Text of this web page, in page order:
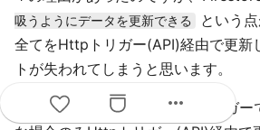
吸うようにデータを更新できる
という
全てをHttpトリガー(API)経由で更新
トが失われてしまうと思います。
基本的にはSDK + Firestoreトリガ
more_horiz